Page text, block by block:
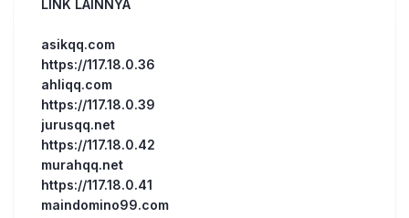
LINK LAINNYA
asikqq.com
https://117.18.0.36
ahliqq.com
https://117.18.0.39
jurusqq.net
https://117.18.0.42
murahqq.net
https://117.18.0.41
maindomino99.com